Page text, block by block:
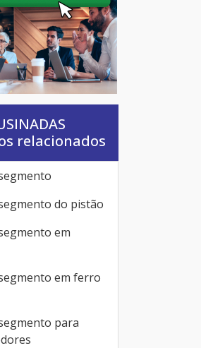
relacionados
do pistão
em
em ferro
para